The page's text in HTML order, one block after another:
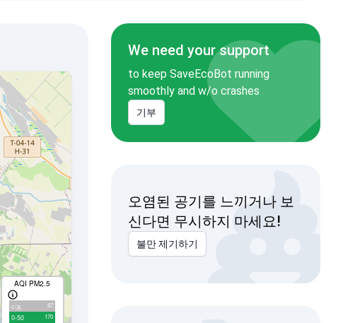
AQI PM2.5
с/д 87
0-50 170
We need your support
to keep SaveEcoBot running
smoothly and w/o crashes
기부
오염된 공기를 느끼거나 보
신다면 무시하지 마세요!
불만 제기하기